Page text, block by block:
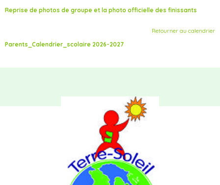
Reprise de photos de groupe et la photo officielle des finissants
Retourner au calendrier
Parents_Calendrier_scolaire 2026-2027